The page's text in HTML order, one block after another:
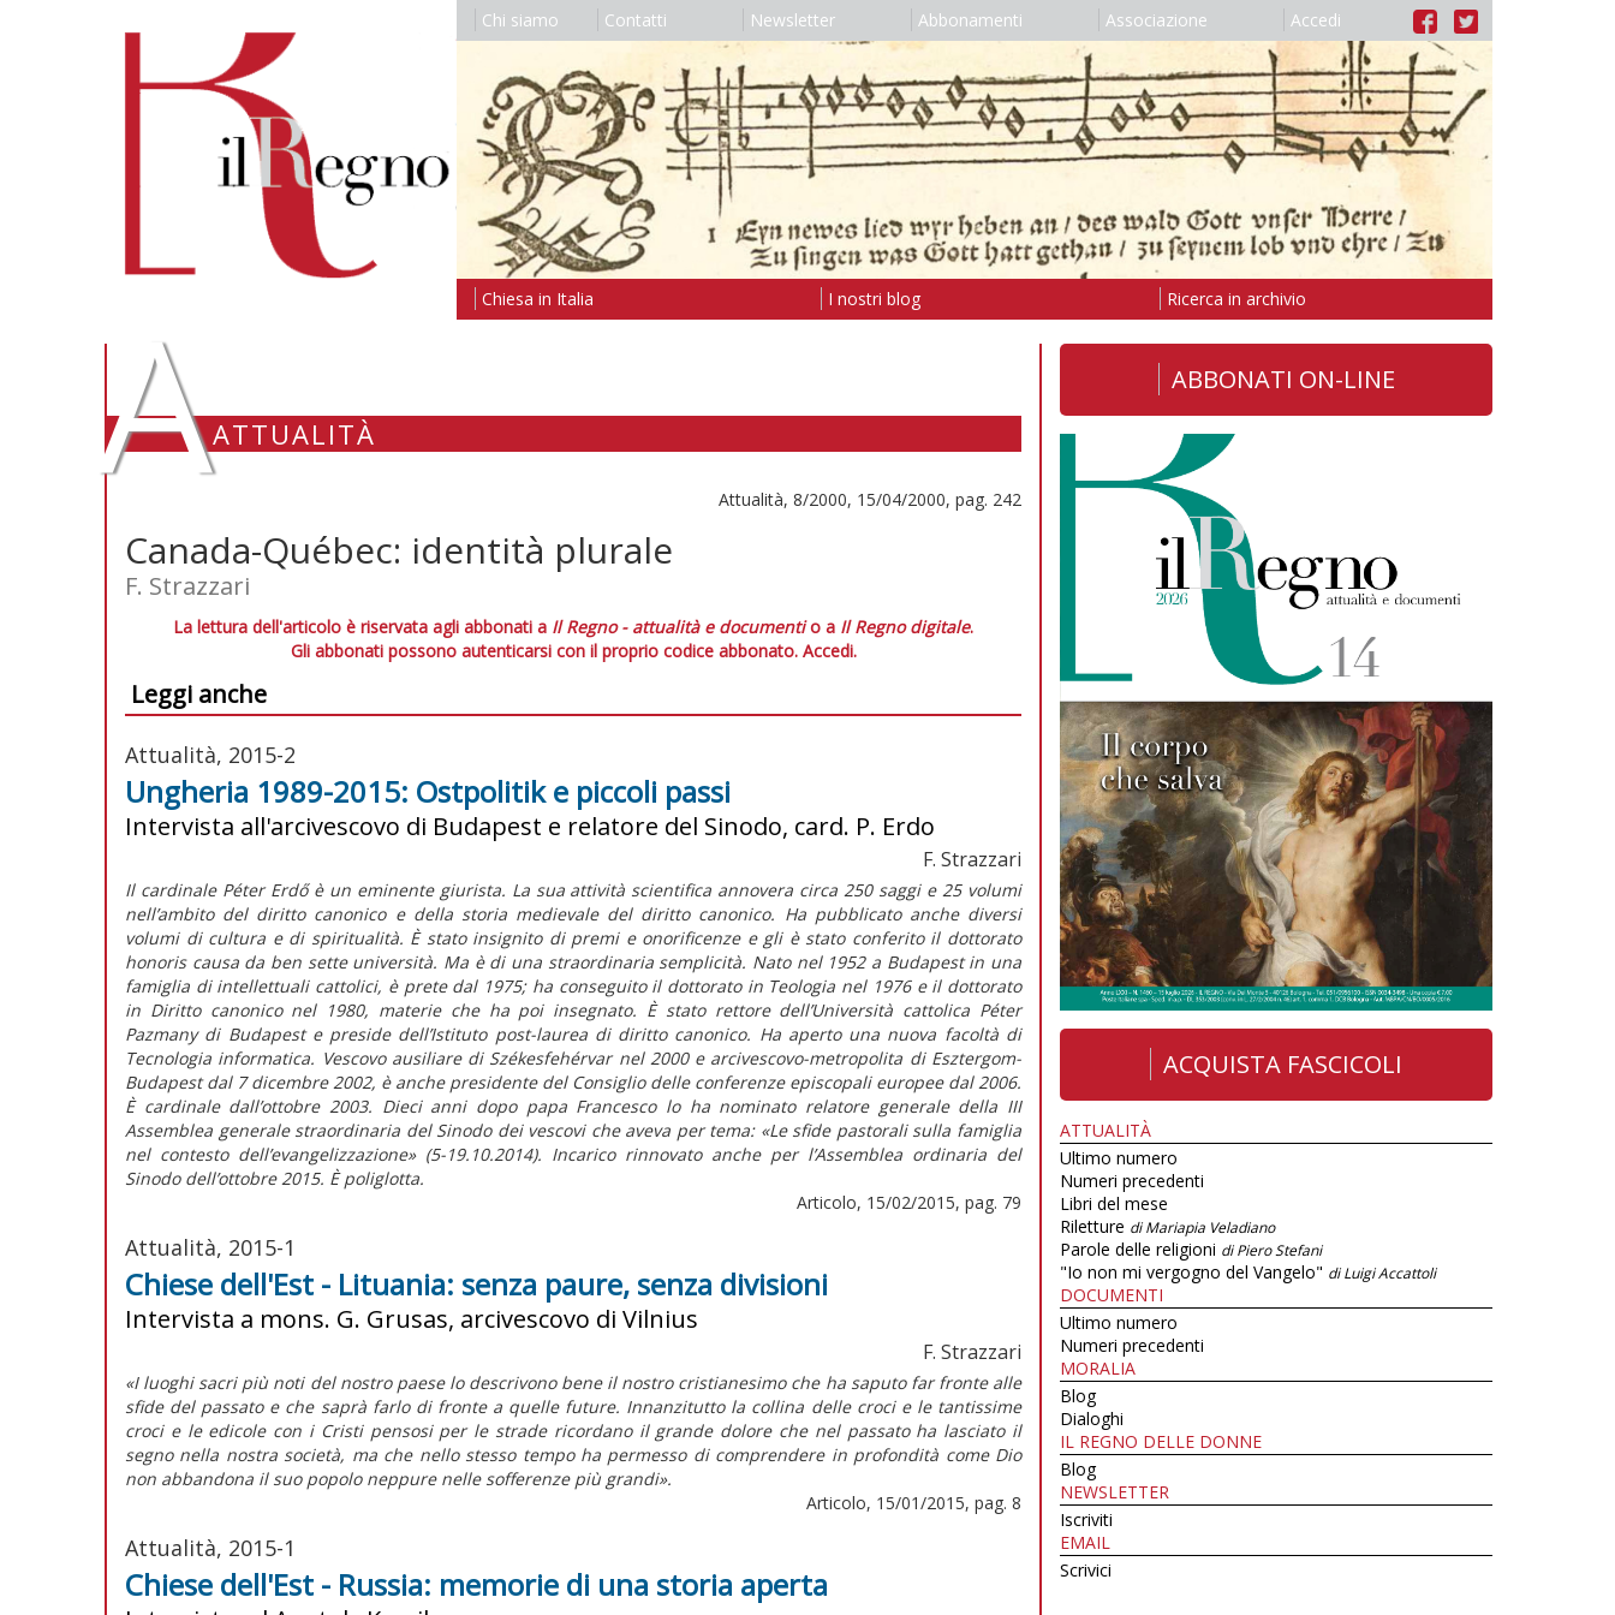
Chi siamo Contatti Newsletter Abbonamenti Associazione Accedi
Chiesa in Italia I nostri blog Ricerca in archivio
AATTUALITÀ
Attualità, 8/2000, 15/04/2000, pag. 242
Canada-Québec: identità plurale
F. Strazzari
La lettura dell'articolo è riservata agli abbonati a Il Regno - attualità e documentio a Il Regno digitale.
Gli abbonati possono autenticarsi con il proprio codice abbonato. Accedi.
Leggi anche
Attualità, 2015-2
Ungheria 1989-2015: Ostpolitik e piccoli passi
Intervista all'arcivescovo di Budapest e relatore del Sinodo, card. P. Erdo
F. Strazzari
Il cardinale Péter Erdő è un eminente giurista. La sua attività scientifica annovera circa 250 saggi e 25 volumi
nell’ambito del diritto canonico e della storia medievale del diritto canonico. Ha pubblicato anche diversi
volumi di cultura e di spiritualità. È stato insignito di premi e onorificenze e gli è stato conferito il dottorato
honoris causa da ben sette università. Ma è di una straordinaria semplicità. Nato nel 1952 a Budapest in una
famiglia di intellettuali cattolici, è prete dal 1975; ha conseguito il dottorato in Teologia nel 1976 e il dottorato
in Diritto canonico nel 1980, materie che ha poi insegnato. È stato rettore dell’Università cattolica Péter
Pazmany di Budapest e preside dell’Istituto post-laurea di diritto canonico. Ha aperto una nuova facoltà di
Tecnologia informatica. Vescovo ausiliare di Székesfehérvar nel 2000 e arcivescovo-metropolita di Esztergom-
Budapest dal 7 dicembre 2002, è anche presidente del Consiglio delle conferenze episcopali europee dal 2006.
È cardinale dall’ottobre 2003. Dieci anni dopo papa Francesco lo ha nominato relatore generale della III
Assemblea generale straordinaria del Sinodo dei vescovi che aveva per tema: «Le sfide pastorali sulla famiglia
nel contesto dell’evangelizzazione» (5-19.10.2014). Incarico rinnovato anche per l’Assemblea ordinaria del
Sinodo dell’ottobre 2015. È poliglotta.
Articolo, 15/02/2015, pag. 79
Attualità, 2015-1
Chiese dell'Est - Lituania: senza paure, senza divisioni
Intervista a mons. G. Grusas, arcivescovo di Vilnius
F. Strazzari
«I luoghi sacri più noti del nostro paese lo descrivono bene il nostro cristianesimo che ha saputo far fronte alle
sfide del passato e che saprà farlo di fronte a quelle future. Innanzitutto la collina delle croci e le tantissime
croci e le edicole con i Cristi pensosi per le strade ricordano il grande dolore che nel passato ha lasciato il
segno nella nostra società, ma che nello stesso tempo ha permesso di comprendere in profondità come Dio
non abbandona il suo popolo neppure nelle sofferenze più grandi».
Articolo, 15/01/2015, pag. 8
Attualità, 2015-1
Chiese dell'Est - Russia: memorie di una storia aperta
ABBONATI ON-LINE
ACQUISTA FASCICOLI
ATTUALITÀ
Ultimo numero
Numeri precedenti
Libri del mese
Riletture di Mariapia Veladiano
Parole delle religioni di Piero Stefani
"Io non mi vergogno del Vangelo" di Luigi Accattoli
DOCUMENTI
Ultimo numero
Numeri precedenti
MORALIA
Blog
Dialoghi
IL REGNO DELLE DONNE
Blog
NEWSLETTER
Iscriviti
EMAIL
Scrivici